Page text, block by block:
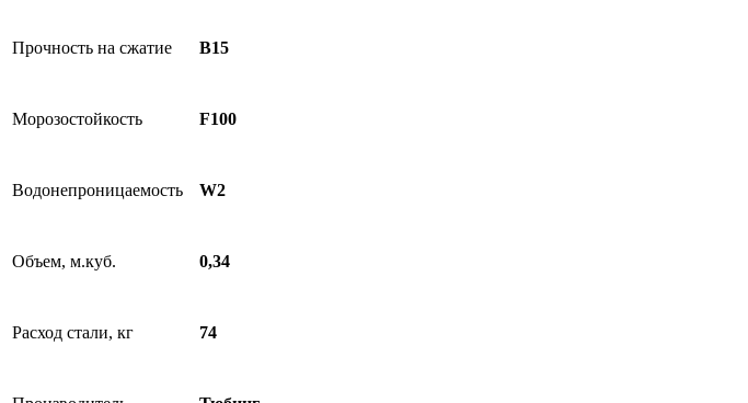
Прочность на сжатие В15
Морозостойкость F100
Водонепроницаемость W2
Объем, м.куб. 0,34
Расход стали, кг 74